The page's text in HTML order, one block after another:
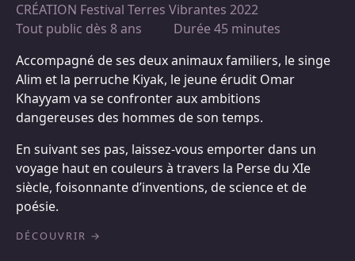
CRÉATION Festival Terres Vibrantes 2022
Tout public dès 8 ans
Durée 45 minutes
Accompagné de ses deux animaux familiers, le singe
Alim et la perruche Kiyak, le jeune érudit Omar
Khayyam va se confronter aux ambitions
dangereuses des hommes de son temps.
En suivant ses pas, laissez-vous emporter dans un
voyage haut en couleurs à travers la Perse du XIe
siècle, foisonnante d’inventions, de science et de
poésie.
DÉCOUVRIR